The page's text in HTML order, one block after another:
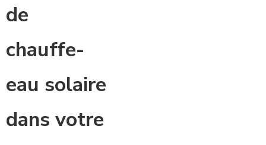
de
chauffe-
eau solaire
dans votre